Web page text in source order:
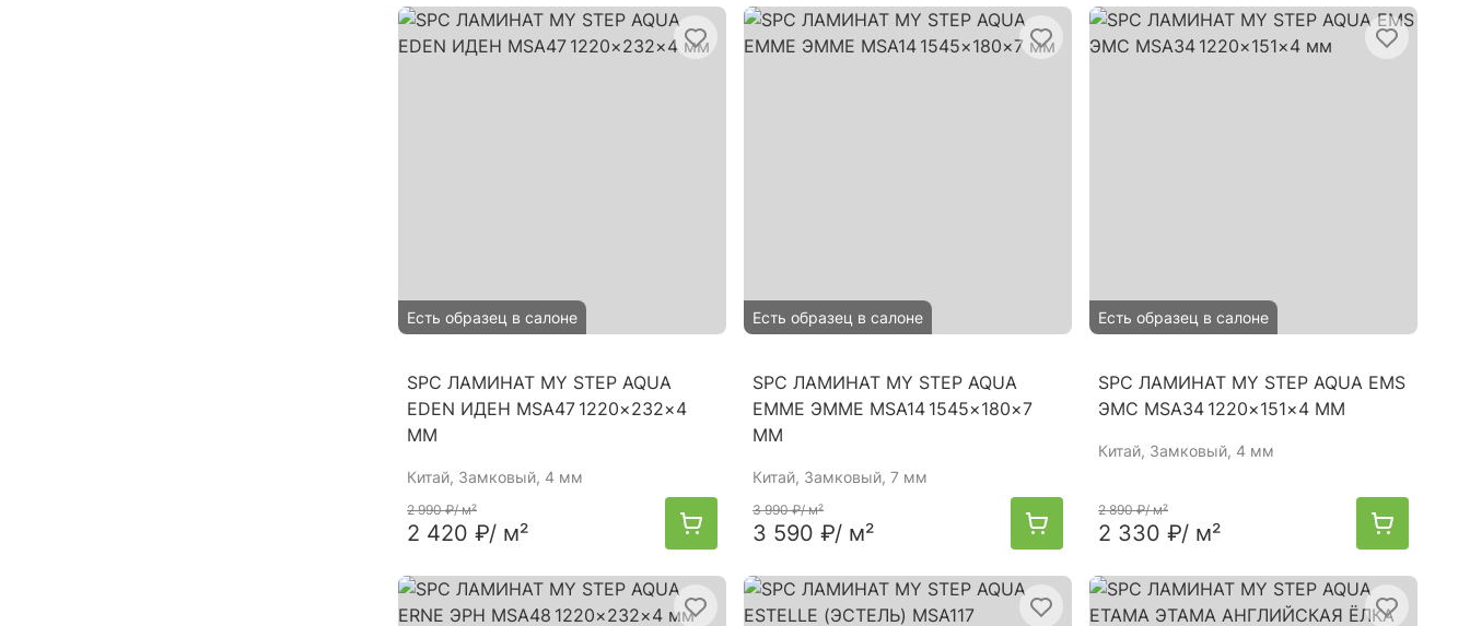
Есть образец в салоне
SPC ЛАМИНАТ MY STEP AQUA
EDEN ИДЕН MSA47 1220×232×4
ММ
Китай, Замковый, 4 мм
2 990 ₽/ м²
2 420 ₽/ м²
Есть образец в салоне
SPC ЛАМИНАТ MY STEP AQUA
EMME ЭММЕ MSA14 1545×180×7
ММ
Китай, Замковый, 7 мм
3 990 ₽/ м²
3 590 ₽/ м²
Есть образец в салоне
SPC ЛАМИНАТ MY STEP AQUA EMS
ЭМС MSA34 1220×151×4 ММ
Китай, Замковый, 4 мм
2 890 ₽/ м²
2 330 ₽/ м²